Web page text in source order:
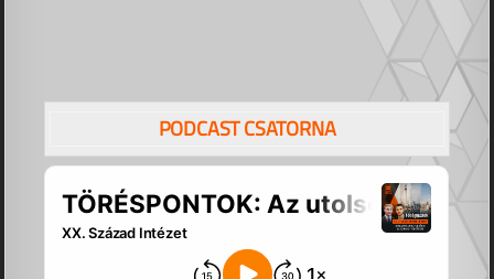
PODCAST CSATORNA